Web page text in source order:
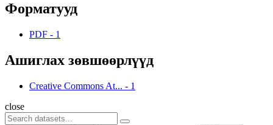
Форматууд
PDF - 1
Ашиглах зөвшөөрлүүд
Creative Commons At... - 1
close